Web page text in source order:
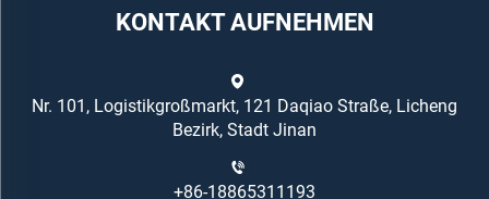
KONTAKT AUFNEHMEN
Nr. 101, Logistikgroßmarkt, 121 Daqiao Straße, Licheng
Bezirk, Stadt Jinan
+86-18865311193